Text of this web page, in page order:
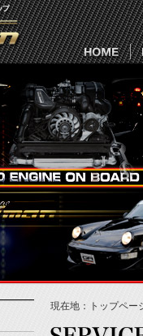
現在地： トップペー